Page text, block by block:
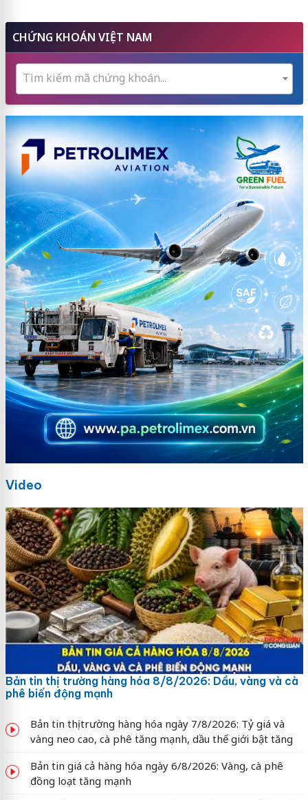
CHỨNG KHOÁN VIỆT NAM
Tìm kiếm mã chứng khoán...
Video
Bản tin thị trường hàng hóa 8/8/2026: Dầu, vàng và cà
phê biến động mạnh
Bản tin thị trường hàng hóa ngày 7/8/2026: Tỷ giá và
vàng neo cao, cà phê tăng mạnh, dầu thế giới bật tăng
Bản tin giá cả hàng hóa ngày 6/8/2026: Vàng, cà phê
đồng loạt tăng mạnh